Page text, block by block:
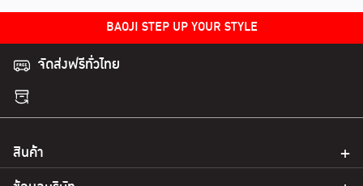
BAOJI STEP UP YOUR STYLE
จัดส่งฟรีทั่วไทย
สินค้า